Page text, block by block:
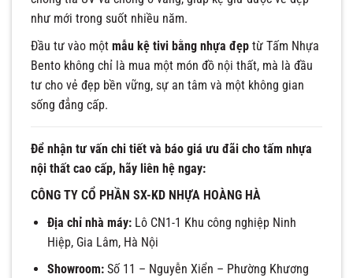
như mới trong suốt nhiều năm.
Đầu tư vào một mẫu kệ tivi bằng nhựa đẹp từ Tấm Nhựa
Bento không chỉ là mua một món đồ nội thất, mà là đầu
tư cho vẻ đẹp bền vững, sự an tâm và một không gian
sống đẳng cấp.
Để nhận tư vấn chi tiết và báo giá ưu đãi cho tấm nhựa
nội thất cao cấp, hãy liên hệ ngay:
CÔNG TY CỔ PHẦN SX-KD NHỰA HOÀNG HÀ
Địa chỉ nhà máy:Lô CN1-1 Khu công nghiệp Ninh
Hiệp, Gia Lâm, Hà Nội
Showroom:Số 11 – Nguyễn Xiển – Phường Khương